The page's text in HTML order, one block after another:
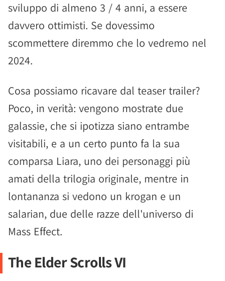
sviluppo di almeno 3 / 4 anni, a essere
davvero ottimisti. Se dovessimo
scommettere diremmo che lo vedremo nel
2024.
Cosa possiamo ricavare dal teaser trailer?
Poco, in verità: vengono mostrate due
galassie, che si ipotizza siano entrambe
visitabili, e a un certo punto fa la sua
comparsa Liara, uno dei personaggi più
amati della trilogia originale, mentre in
lontananza si vedono un krogan e un
salarian, due delle razze dell'universo di
Mass Effect.
The Elder Scrolls VI